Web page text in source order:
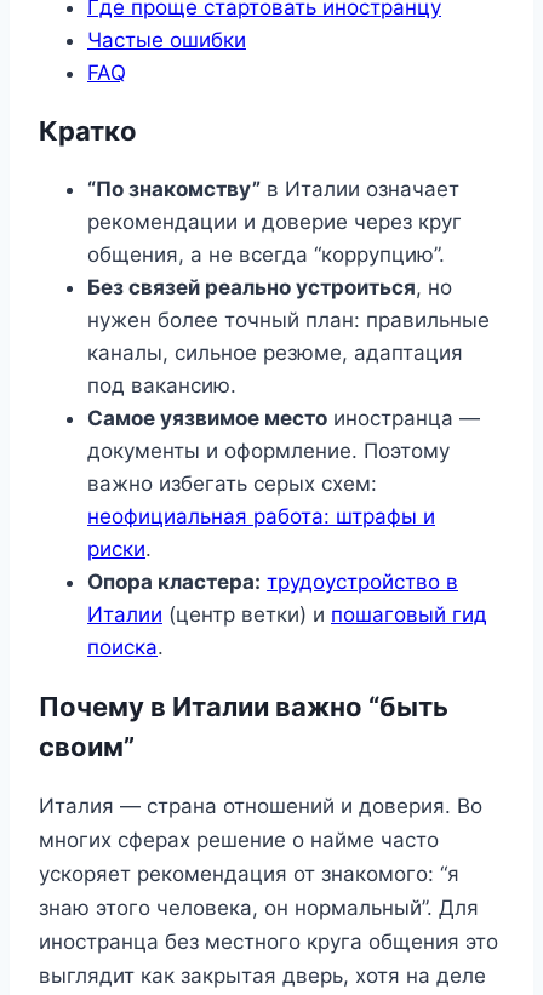
Где проще стартовать иностранцу
Частые ошибки
FAQ
Кратко
“По знакомству” в Италии означает
рекомендации и доверие через круг
общения, а не всегда “коррупцию”.
Без связей реально устроиться, но
нужен более точный план: правильные
каналы, сильное резюме, адаптация
под вакансию.
Самое уязвимое место иностранца —
документы и оформление. Поэтому
важно избегать серых схем:
неофициальная работа: штрафы и
риски.
Опора кластера: трудоустройство в
Италии (центр ветки) и пошаговый гид
поиска.
Почему в Италии важно “быть
своим”
Италия — страна отношений и доверия. Во
многих сферах решение о найме часто
ускоряет рекомендация от знакомого: “я
знаю этого человека, он нормальный”. Для
иностранца без местного круга общения это
выглядит как закрытая дверь, хотя на деле